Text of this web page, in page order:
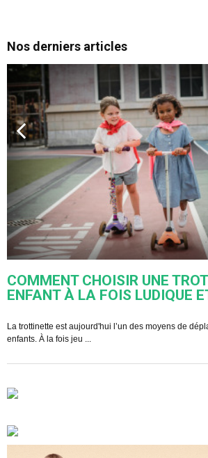
Nos derniers articles
COMMENT CHOISIR UNE
ENFANT À LA FOIS LUDIQUE
La trottinette est aujourd'hui l’un des moyens de
enfants. À la fois jeu ...